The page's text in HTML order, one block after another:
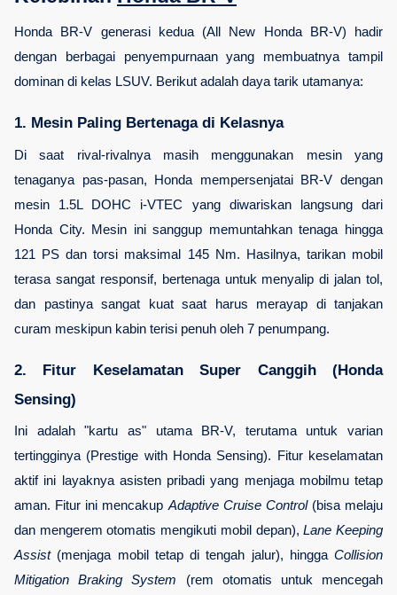
Honda BR-V generasi kedua (All New Honda BR-V) hadir
dengan berbagai penyempurnaan yang membuatnya tampil
dominan di kelas LSUV. Berikut adalah daya tarik utamanya:
1. Mesin Paling Bertenaga di Kelasnya
Di saat rival-rivalnya masih menggunakan mesin yang
tenaganya pas-pasan, Honda mempersenjatai BR-V dengan
mesin 1.5L DOHC i-VTEC yang diwariskan langsung dari
Honda City. Mesin ini sanggup memuntahkan tenaga hingga
121 PS dan torsi maksimal 145 Nm. Hasilnya, tarikan mobil
terasa sangat responsif, bertenaga untuk menyalip di jalan tol,
dan pastinya sangat kuat saat harus merayap di tanjakan
curam meskipun kabin terisi penuh oleh 7 penumpang.
2. Fitur Keselamatan Super Canggih (Honda
Sensing)
Ini adalah "kartu as" utama BR-V, terutama untuk varian
tertingginya (Prestige with Honda Sensing). Fitur keselamatan
aktif ini layaknya asisten pribadi yang menjaga mobilmu tetap
aman. Fitur ini mencakup Adaptive Cruise Control (bisa melaju
dan mengerem otomatis mengikuti mobil depan), Lane Keeping
Assist (menjaga mobil tetap di tengah jalur), hingga Collision
Mitigation Braking System (rem otomatis untuk mencegah